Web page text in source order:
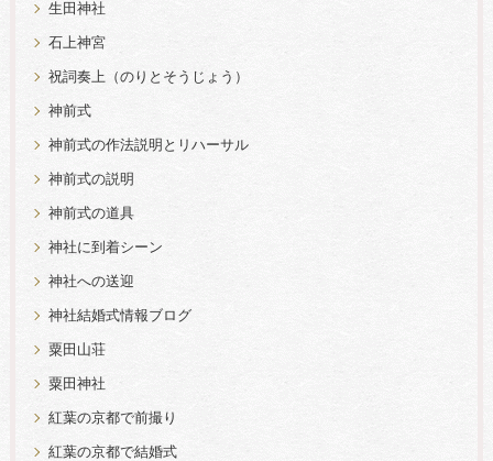
生田神社
石上神宮
祝詞奏上（のりとそうじょう）
神前式
神前式の作法説明とリハーサル
神前式の説明
神前式の道具
神社に到着シーン
神社への送迎
神社結婚式情報ブログ
粟田山荘
粟田神社
紅葉の京都で前撮り
紅葉の京都で結婚式